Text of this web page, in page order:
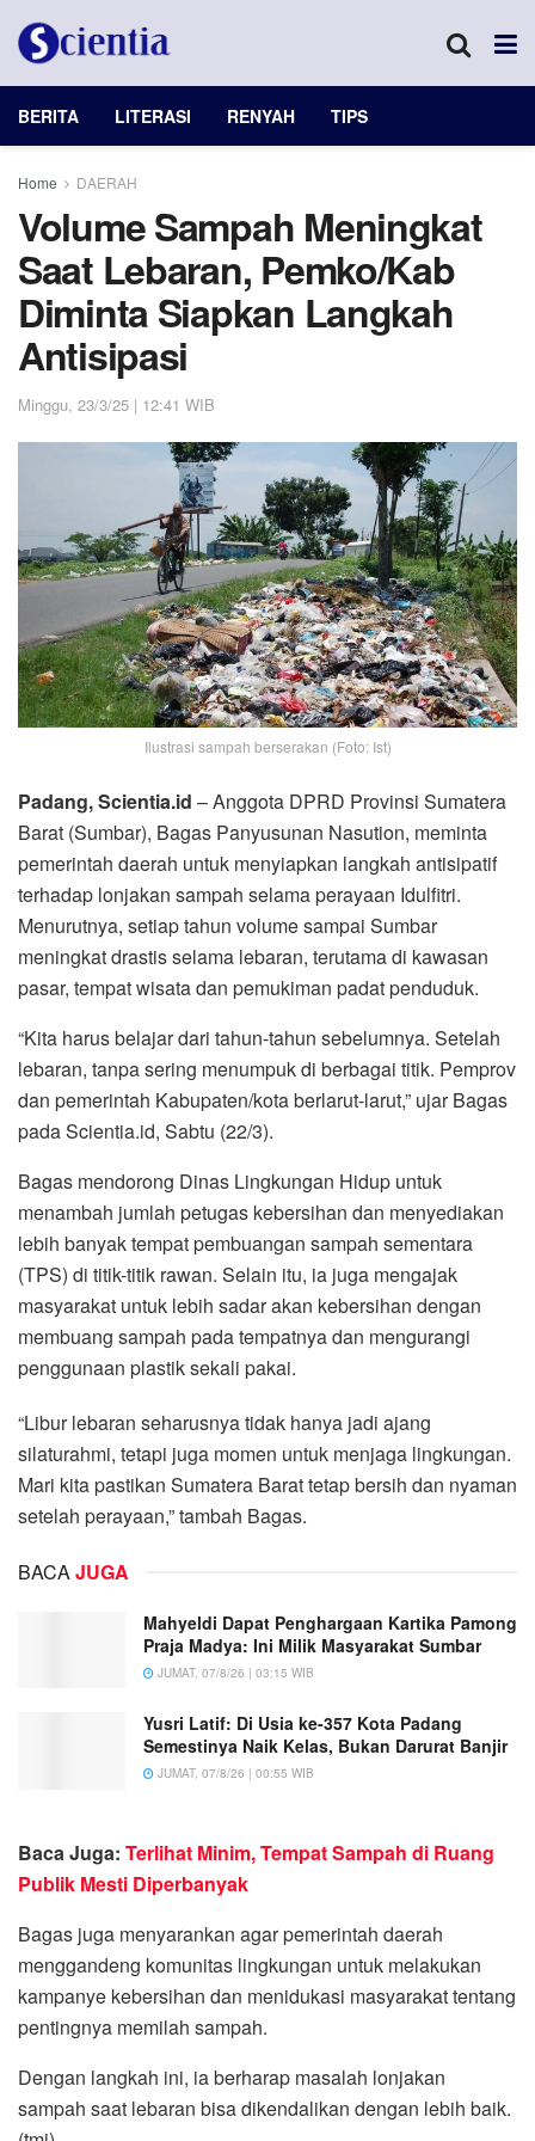
BERITA LITERASI RENYAH TIPS
Home DAERAH
Volume Sampah Meningkat
Saat Lebaran, Pemko/Kab
Diminta Siapkan Langkah
Antisipasi
Minggu, 23/3/25 | 12:41 WIB
Ilustrasi sampah berserakan (Foto: Ist)
Padang, Scientia.id – Anggota DPRD Provinsi Sumatera
Barat (Sumbar), Bagas Panyusunan Nasution, meminta
pemerintah daerah untuk menyiapkan langkah antisipatif
terhadap lonjakan sampah selama perayaan Idulfitri.
Menurutnya, setiap tahun volume sampai Sumbar
meningkat drastis selama lebaran, terutama di kawasan
pasar, tempat wisata dan pemukiman padat penduduk.
“Kita harus belajar dari tahun-tahun sebelumnya. Setelah
lebaran, tanpa sering menumpuk di berbagai titik. Pemprov
dan pemerintah Kabupaten/kota berlarut-larut,” ujar Bagas
pada Scientia.id, Sabtu (22/3).
Bagas mendorong Dinas Lingkungan Hidup untuk
menambah jumlah petugas kebersihan dan menyediakan
lebih banyak tempat pembuangan sampah sementara
(TPS) di titik-titik rawan. Selain itu, ia juga mengajak
masyarakat untuk lebih sadar akan kebersihan dengan
membuang sampah pada tempatnya dan mengurangi
penggunaan plastik sekali pakai.
“Libur lebaran seharusnya tidak hanya jadi ajang
silaturahmi, tetapi juga momen untuk menjaga lingkungan.
Mari kita pastikan Sumatera Barat tetap bersih dan nyaman
setelah perayaan,” tambah Bagas.
BACAJUGA
Mahyeldi Dapat Penghargaan Kartika Pamong
Praja Madya: Ini Milik Masyarakat Sumbar
JUMAT, 07/8/26 | 03:15 WIB
Yusri Latif: Di Usia ke-357 Kota Padang
Semestinya Naik Kelas, Bukan Darurat Banjir
JUMAT, 07/8/26 | 00:55 WIB
Baca Juga: Terlihat Minim, Tempat Sampah di Ruang
Publik Mesti Diperbanyak
Bagas juga menyarankan agar pemerintah daerah
menggandeng komunitas lingkungan untuk melakukan
kampanye kebersihan dan menidukasi masyarakat tentang
pentingnya memilah sampah.
Dengan langkah ini, ia berharap masalah lonjakan
sampah saat lebaran bisa dikendalikan dengan lebih baik.